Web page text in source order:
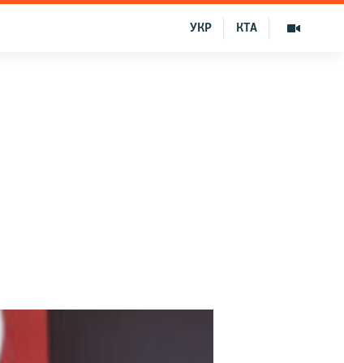
КТА
УКР